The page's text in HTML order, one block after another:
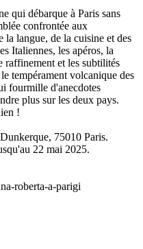
qui débarque à Paris sans
confrontée aux
la langue, de la cuisine et des
Italiennes, les apéros, la
raffinement et les subtilités
tempérament volcanique des
fourmille d'anecdotes
plus sur les deux pays.
!
75010 Paris.
22 mai 2025.
roberta-a-parigi